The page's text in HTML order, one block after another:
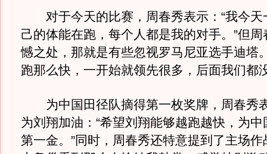
对于今天的比赛，周春秀表示：“我今天
己的体能在跑，每个人都是我的对手。”但
憾之处，那就是有些忽视罗马尼亚选手迪塔
跑那么快，一开始就领先很多，后面我们都
为中国田径队摘得第一枚奖牌，周春秀
为刘翔加油：“希望刘翔能够越跑越快，为
第一金。”同时，周春秀还特意提到了主场作